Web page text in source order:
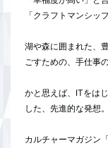
「クラフトマンシッ
湖や森に囲まれた、
ごすための、手仕事の
かと思えば、ITをは
した、先進的な発想。
カルチャーマガジン